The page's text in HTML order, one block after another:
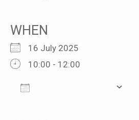
WHEN
16 July 2025
10:00 - 12:00